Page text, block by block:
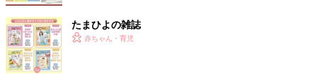
たまひよの雑誌
赤ちゃん・育児